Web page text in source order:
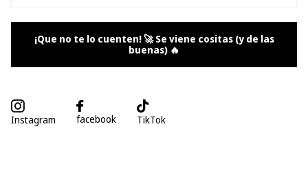
¡Que no te lo cuenten! 🚀 Se viene cositas (y de las
buenas) 🔥
Instagram facebook TikTok